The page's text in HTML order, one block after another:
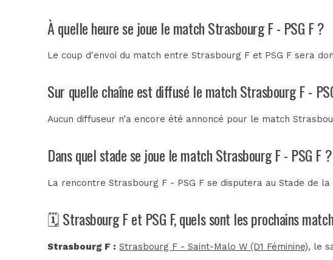
À quelle heure se joue le match Strasbourg F - PSG F ?
Le coup d'envoi du match entre Strasbourg F et PSG F sera
Sur quelle chaîne est diffusé le match Strasbourg F -
Aucun diffuseur n’a encore été annoncé pour le match
Dans quel stade se joue le match Strasbourg F - PSG F ?
La rencontre Strasbourg F - PSG F se disputera auStade de la
🗓️ Strasbourg F et PSG F, quels sont les prochains
Strasbourg F : Strasbourg F - Saint-Malo W (D1 Féminine), le